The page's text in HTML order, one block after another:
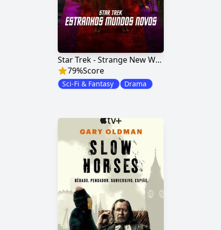
Star Trek - Strange New Worlds
79%Score
Sci-Fi & Fantasy Drama